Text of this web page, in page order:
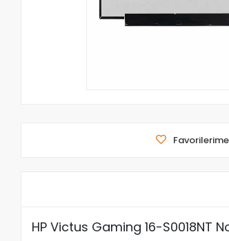
HP Victus Gaming 16-S0018NT